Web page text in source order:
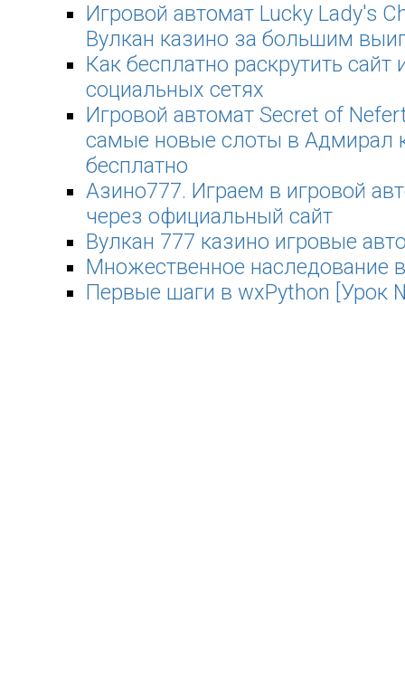
Игровой автомат Lucky Lady's
Вулкан казино за большим
Как бесплатно раскрутить сайт
социальных сетях
Игровой автомат Secret of
самые новые слоты в Адмирал
бесплатно
Азино777. Играем в игровой
через официальный сайт
Вулкан 777 казино игровые
Множественное наследование
Первые шаги в wxPython [Урок